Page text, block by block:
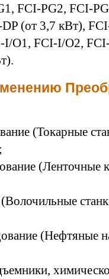
FCI-PG2, FCI-
(от 3,7 кВт),
I/О1, FCI-I/О2,
(Токарные
(Ленточные
(Волочильные
(Нефтяные